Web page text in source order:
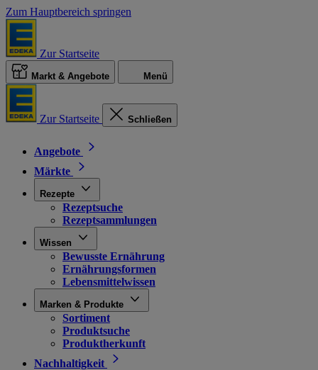
Zum Hauptbereich springen
Zur Startseite
Markt & Angebote Menü
Zur Startseite Schließen
Angebote
Märkte
Rezepte
Rezeptsuche
Rezeptsammlungen
Wissen
Bewusste Ernährung
Ernährungsformen
Lebensmittelwissen
Marken & Produkte
Sortiment
Produktsuche
Produktherkunft
Nachhaltigkeit